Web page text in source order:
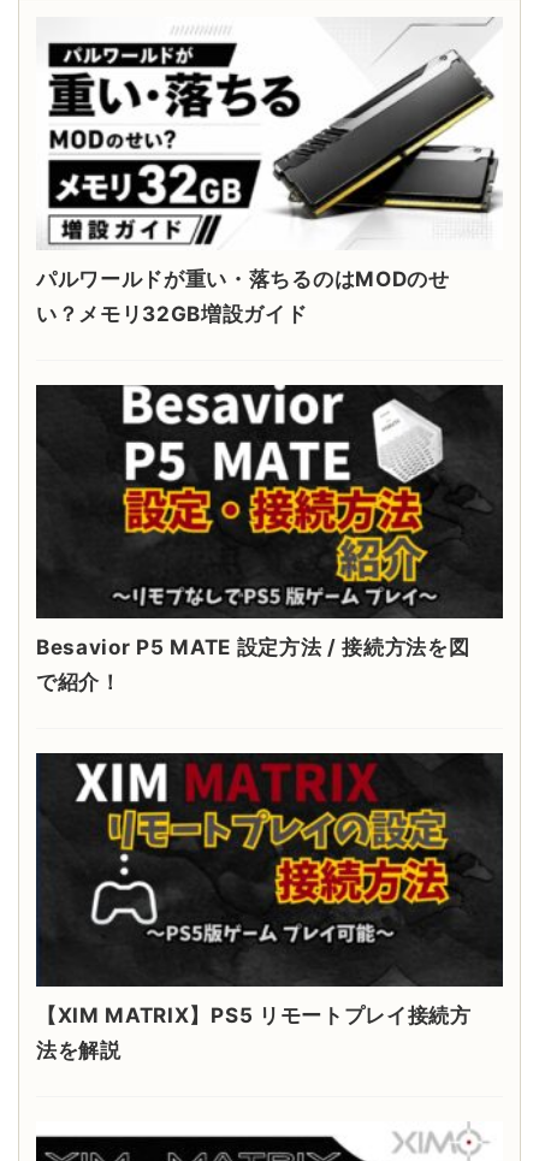
パルワールドが重い・落ちるのはMODのせ
い？メモリ32GB増設ガイド
Besavior P5 MATE 設定方法 / 接続方法を図
で紹介！
【XIM MATRIX】PS5 リモートプレイ接続方
法を解説